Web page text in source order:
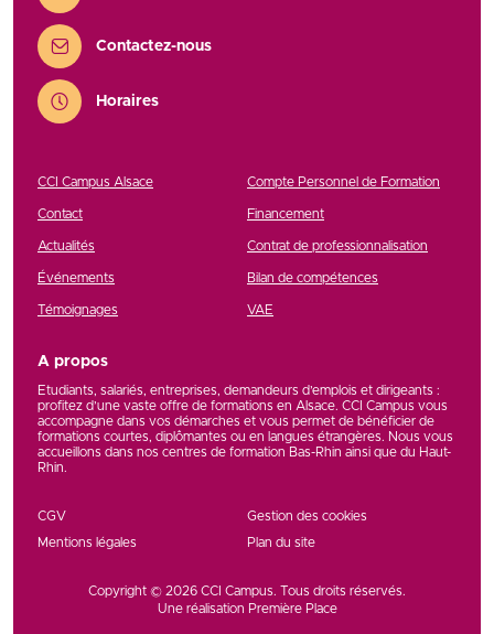
Contactez-nous
Horaires
CCI Campus Alsace
Contact
Actualités
Événements
Témoignages
Compte Personnel de Formation
Financement
Contrat de professionnalisation
Bilan de compétences
VAE
A propos
Etudiants, salariés, entreprises, demandeurs d’emplois et dirigeants :
profitez d’une vaste offre de formations en Alsace. CCI Campus vous
accompagne dans vos démarches et vous permet de bénéficier de
formations courtes, diplômantes ou en langues étrangères. Nous vous
accueillons dans nos centres de formation Bas-Rhin ainsi que du Haut-
Rhin.
CGV
Gestion des cookies
Mentions légales
Plan du site
Copyright © 2026 CCI Campus. Tous droits réservés.
Une réalisation Première Place